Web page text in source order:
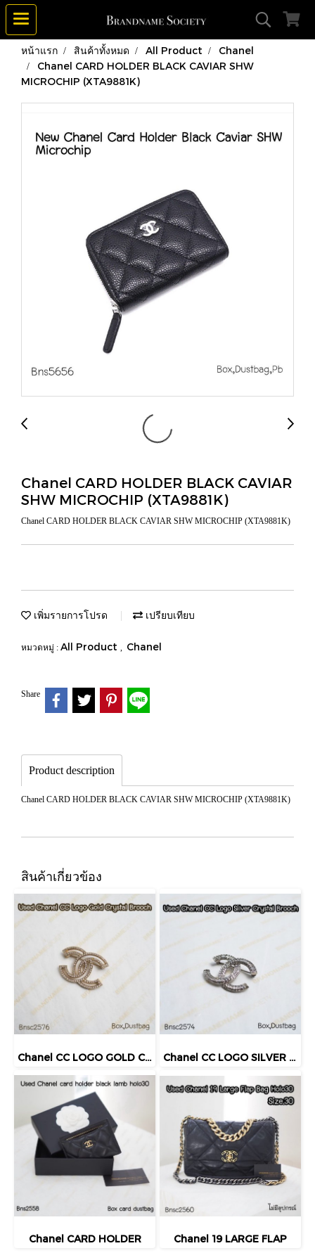
หน้าแรก สินค้าทั้งหมด All Product
Chanel
Chanel CARD HOLDER BLACK CAVIAR SHW
MICROCHIP (XTA9881K)
Chanel CARD HOLDER BLACK CAVIAR
SHW MICROCHIP (XTA9881K)
Chanel CARD HOLDER BLACK CAVIAR SHW MICROCHIP (XTA9881K)
เพิ่มรายการโปรด เปรียบเทียบ
หมวดหมู่ : All Product , Chanel
Share
Product description
Chanel CARD HOLDER BLACK CAVIAR SHW MICROCHIP (XTA9881K)
สินค้าเกี่ยวข้อง
Chanel CC LOGO GOLD CRYSTAL BROOCH Chanel CC LOGO SILVER CRYSTAL BROOCH
Chanel CARD HOLDER Chanel 19 LARGE FLAP